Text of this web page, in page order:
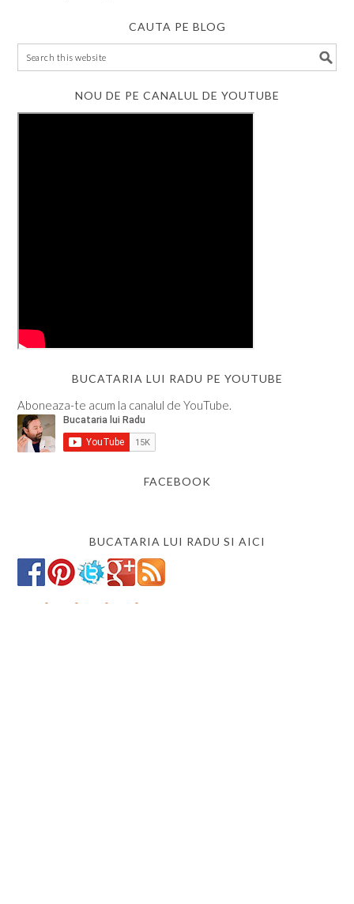
CAUTA PE BLOG
NOU DE PE CANALUL DE YOUTUBE
BUCATARIA LUI RADU PE YOUTUBE
Aboneaza-te acum la canalul de YouTube.
FACEBOOK
BUCATARIA LUI RADU SI AICI